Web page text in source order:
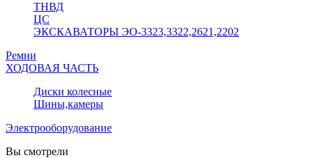
ТНВД
ЦС
ЭКСКАВАТОРЫ ЭО-3323,3322,2621,2202
Ремни
ХОДОВАЯ ЧАСТЬ
Диски колесные
Шины,камеры
Электрооборудование
Вы смотрели